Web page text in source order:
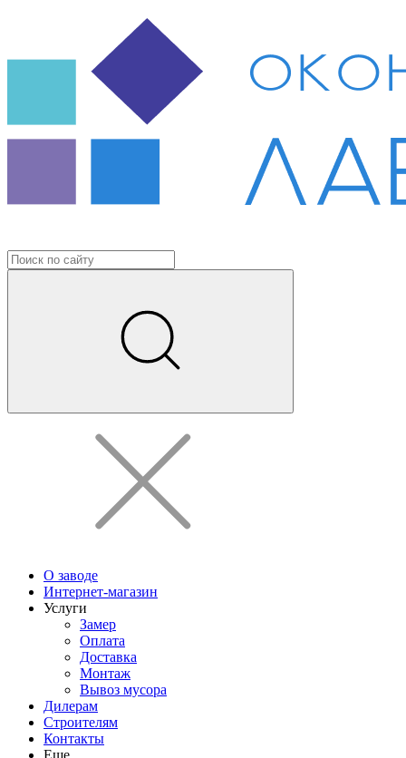
О заводе
Интернет-магазин
Услуги
Замер
Оплата
Доставка
Монтаж
Вывоз мусора
Дилерам
Строителям
Контакты
Еще